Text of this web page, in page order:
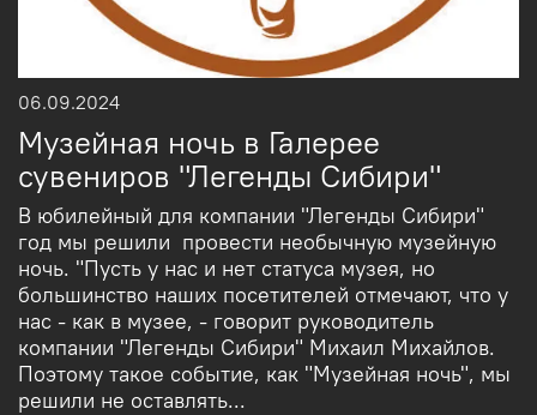
06.09.2024
Музейная ночь в Галерее
сувениров "Легенды Сибири"
В юбилейный для компании "Легенды Сибири"
год мы решили провести необычную музейную
ночь. "Пусть у нас и нет статуса музея, но
большинство наших посетителей отмечают, что у
нас - как в музее, - говорит руководитель
компании "Легенды Сибири" Михаил Михайлов.
Поэтому такое событие, как "Музейная ночь", мы
решили не оставлять...